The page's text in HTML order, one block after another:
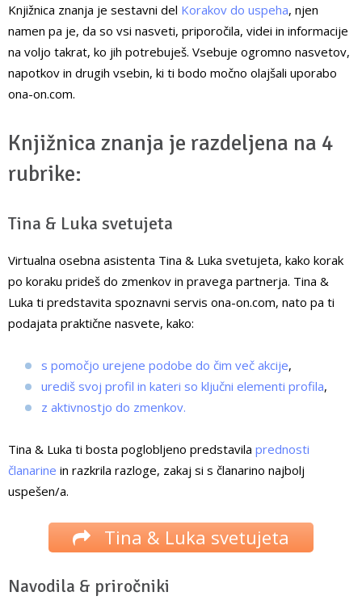
Knjižnica znanja je sestavni del Korakov do uspeha, njen
namen pa je, da so vsi nasveti, priporočila, videi in informacije
na voljo takrat, ko jih potrebuješ. Vsebuje ogromno nasvetov,
napotkov in drugih vsebin, ki ti bodo močno olajšali uporabo
ona-on.com.
Knjižnica znanja je razdeljena na 4
rubrike:
Tina & Luka svetujeta
Virtualna osebna asistenta Tina & Luka svetujeta, kako korak
po koraku prideš do zmenkov in pravega partnerja. Tina &
Luka ti predstavita spoznavni servis ona-on.com, nato pa ti
podajata praktične nasvete, kako:
s pomočjo urejene podobe do čim več akcije,
urediš svoj profil in kateri so ključni elementi profila,
z aktivnostjo do zmenkov.
Tina & Luka ti bosta poglobljeno predstavila prednosti
članarine in razkrila razloge, zakaj si s članarino najbolj
uspešen/a.
Tina & Luka svetujeta
Navodila & priročniki